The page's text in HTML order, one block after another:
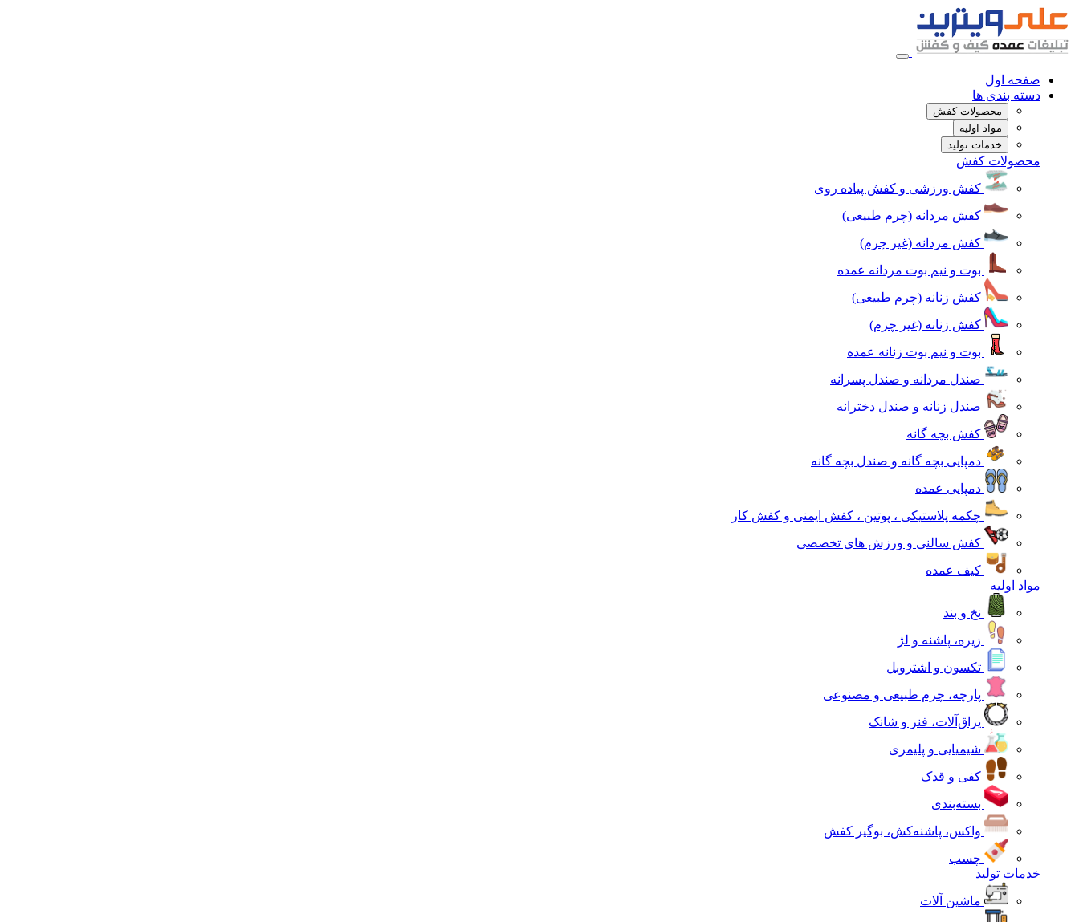
صفحه اول
دسته بندی ها
محصولات کفش
مواد اولیه
خدمات تولید
محصولات کفش
کفش ورزشی و کفش پیاده روی
کفش مردانه (چرم طبیعی)
کفش مردانه (غیر چرم)
بوت و نیم بوت مردانه عمده
کفش زنانه (چرم طبیعی)
کفش زنانه (غیر چرم)
بوت و نیم بوت زنانه عمده
صندل مردانه و صندل پسرانه
صندل زنانه و صندل دخترانه
کفش بچه گانه
دمپایی بچه گانه و صندل بچه گانه
دمپایی عمده
چکمه پلاستیکی ، پوتین ، کفش ایمنی و کفش کار
کفش سالنی و ورزش های تخصصی
کیف عمده
مواد اولیه
نخ و بند
زیره، پاشنه و لژ
تکسون و اشتروبل
پارچه، چرم طبیعی و مصنوعی
یراق‌آلات، فنر و شانک
شیمیایی و پلیمری
کفی و قدک
بسته‌بندی
واکس، پاشنه‌کش، بوگیر کفش
چسب
خدمات تولید
ماشین آلات